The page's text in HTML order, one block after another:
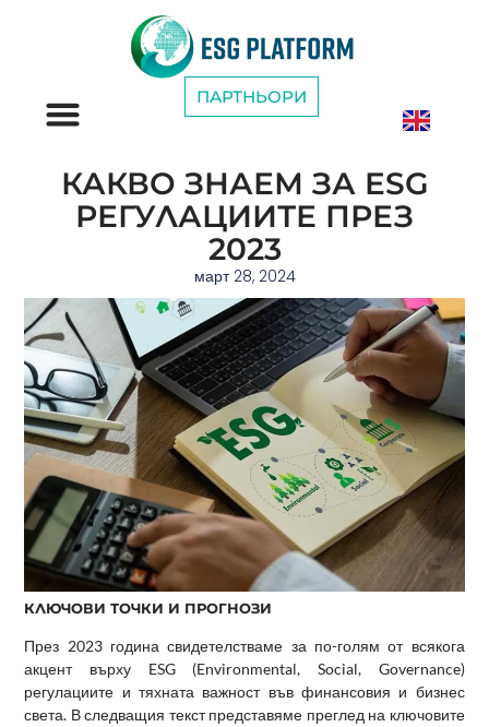
ПАРТНЬОРИ
КАКВО ЗНАЕМ ЗА ESG
РЕГУЛАЦИИТЕ ПРЕЗ
2023
март 28, 2024
КЛЮЧОВИ ТОЧКИ И ПРОГНОЗИ
През 2023 година свидетелстваме за по-голям от всякога
акцент върху ESG (Environmental, Social, Governance)
регулациите и тяхната важност във финансовия и бизнес
света. В следващия текст представяме преглед на ключовите